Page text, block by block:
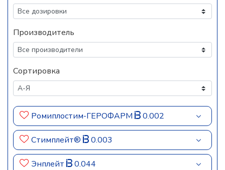
Производитель
Сортировка
Ромиплостим-ГЕРОФАРМ 0.002
Стимплейт® 0.003
Энплейт 0.044